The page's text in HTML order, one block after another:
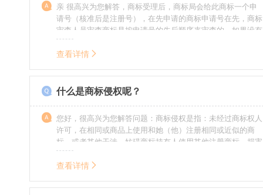
亲 很高兴为您解答，商标受理后，商标局会给此商标一个申
请号（核准后是注册号），在先申请的商标申请号在先，商标
审查人员审查商标是按申请号的先后顺序来审查的，如果没有
特殊情况（受理案件需要，被异议等），不会延迟也不会提
前。
查看详情
什么是商标侵权呢？
您好，很高兴为您解答问题：商标侵权是指：未经过商标权人
许可，在相同或商品上使用和她（他）注册相同或近似的商
标，或者其他干涉、妨碍商标持有人使用其他注册商标，损害
商标持有人合法权益的其他行为。侵权的人通常需要承担侵权
的责任，明知侵权的行为的人要承担赔偿的责任。情节严重
查看详情